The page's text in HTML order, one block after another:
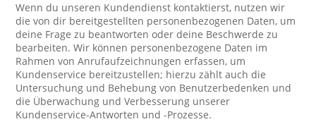
Wenn du unseren Kundendienst kontaktierst, nutzen wir
die von dir bereitgestellten personenbezogenen Daten, um
deine Frage zu beantworten oder deine Beschwerde zu
bearbeiten. Wir können personenbezogene Daten im
Rahmen von Anrufaufzeichnungen erfassen, um
Kundenservice bereitzustellen; hierzu zählt auch die
Untersuchung und Behebung von Benutzerbedenken und
die Überwachung und Verbesserung unserer
Kundenservice-Antworten und -Prozesse.